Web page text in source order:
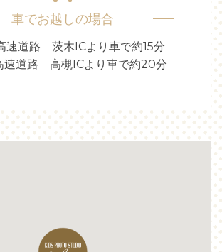
車でお越しの場合
速道路 茨木ICより車で約15分
速道路 高槻ICより車で約20分